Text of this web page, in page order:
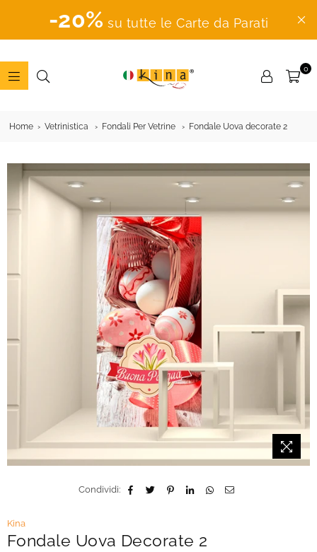
-20% su tutte le Carte da Parati
0
Home Vetrinistica Fondali Per Vetrine Fondale Uova decorate 2
Condividi:
Kina
Fondale Uova Decorate 2